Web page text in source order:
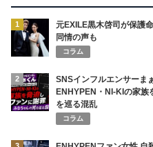
1
元EXILE黒木啓司が保護
同情の声も
コラム
2
SNSインフルエンサーま
ENHYPEN・NI-KIの家族
を巡る混乱
コラム
3